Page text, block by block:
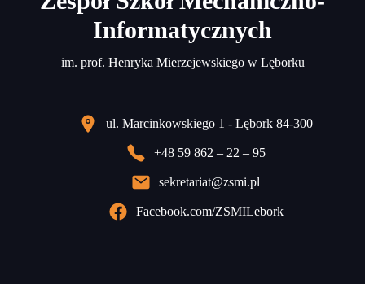
Informatycznych
im. prof. Henryka Mierzejewskiego w Lęborku
ul. Marcinkowskiego 1 - Lębork 84-300
+48 59 862 – 22 – 95
sekretariat@zsmi.pl
Facebook.com/ZSMILebork